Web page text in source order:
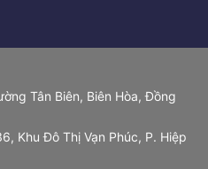
Tân Biên, Biên Hòa, Đồng
Khu Đô Thị Vạn Phúc, P. Hiệp